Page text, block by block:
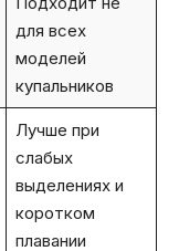
для всех
моделей
купальников
Лучше при
слабых
выделениях и
коротком
плавании